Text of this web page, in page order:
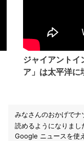
ジャイアントイン
ア」は太平洋に埋
みなさんのおかげでナ
読めるようになりまし
Google ニュースを使